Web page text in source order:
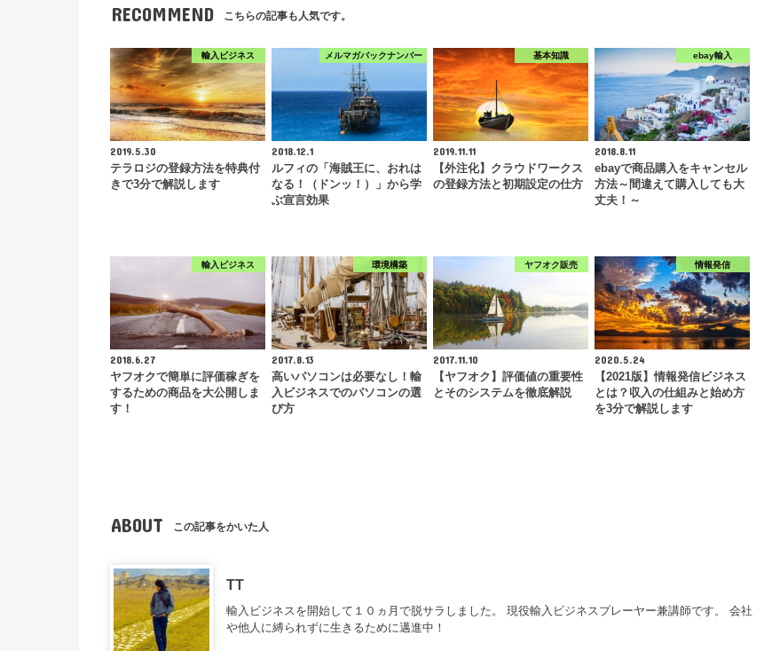
RECOMMEND こちらの記事も人気です。
輸入ビジネス
2019.5.30
テラロジの登録方法を特典付
きで3分で解説します
メルマガバックナンバー
2018.12.1
ルフィの「海賊王に、おれは
なる！（ドンッ！）」から学
ぶ宣言効果
基本知識
2019.11.11
【外注化】クラウドワークス
の登録方法と初期設定の仕方
ebay輸入
2018.8.11
ebayで商品購入をキャンセル
方法～間違えて購入しても大
丈夫！～
輸入ビジネス
2018.6.27
ヤフオクで簡単に評価稼ぎを
するための商品を大公開しま
す！
環境構築
2017.8.13
高いパソコンは必要なし！輸
入ビジネスでのパソコンの選
び方
ヤフオク販売
2017.11.10
【ヤフオク】評価値の重要性
とそのシステムを徹底解説
情報発信
2020.5.24
【2021版】情報発信ビジネス
とは？収入の仕組みと始め方
を3分で解説します
ABOUT この記事をかいた人
TT
輸入ビジネスを開始して１０ヵ月で脱サラしました。 現役輸入ビジネスプレーヤー兼講師です。 会社
や他人に縛られずに生きるために邁進中！